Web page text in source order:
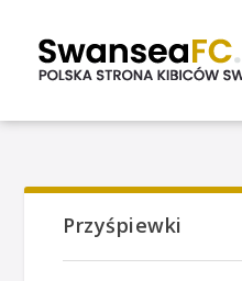
Przyśpiewki